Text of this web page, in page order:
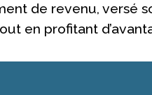
de revenu, versé
en profitant